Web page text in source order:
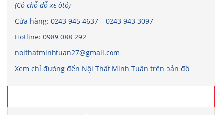
(Có chỗ đỗ xe ôtô)
Cửa hàng: 0243 945 4637 – 0243 943 3097
Hotline: 0989 088 292
noithatminhtuan27@gmail.com
Xem chỉ đường đến Nội Thất Minh Tuân trên bản đồ